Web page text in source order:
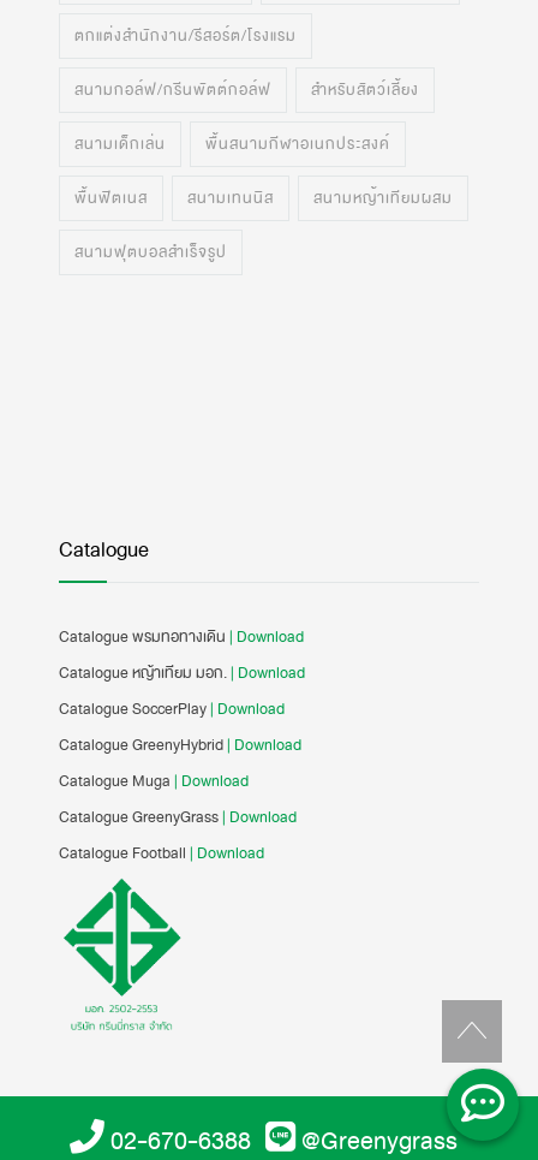
02-670-6388 @Greenygrass
ตกแต่งสำนักงาน/รีสอร์ต/โรงแรม
สนามกอล์ฟ/กรีนพัตต์กอล์ฟ สำหรับสัตว์เลี้ยง
สนามเด็กเล่น พื้นสนามกีฬาอเนกประสงค์
พื้นฟิตเนส สนามเทนนิส สนามหญ้าเทียมผสม
สนามฟุตบอลสำเร็จรูป
Catalogue
Catalogue พรมทอทางเดิน | Download
Catalogue หญ้าเทียม มอก.| Download
Catalogue SoccerPlay| Download
Catalogue GreenyHybrid| Download
Catalogue Muga | Download
Catalogue GreenyGrass| Download
Catalogue Football | Download